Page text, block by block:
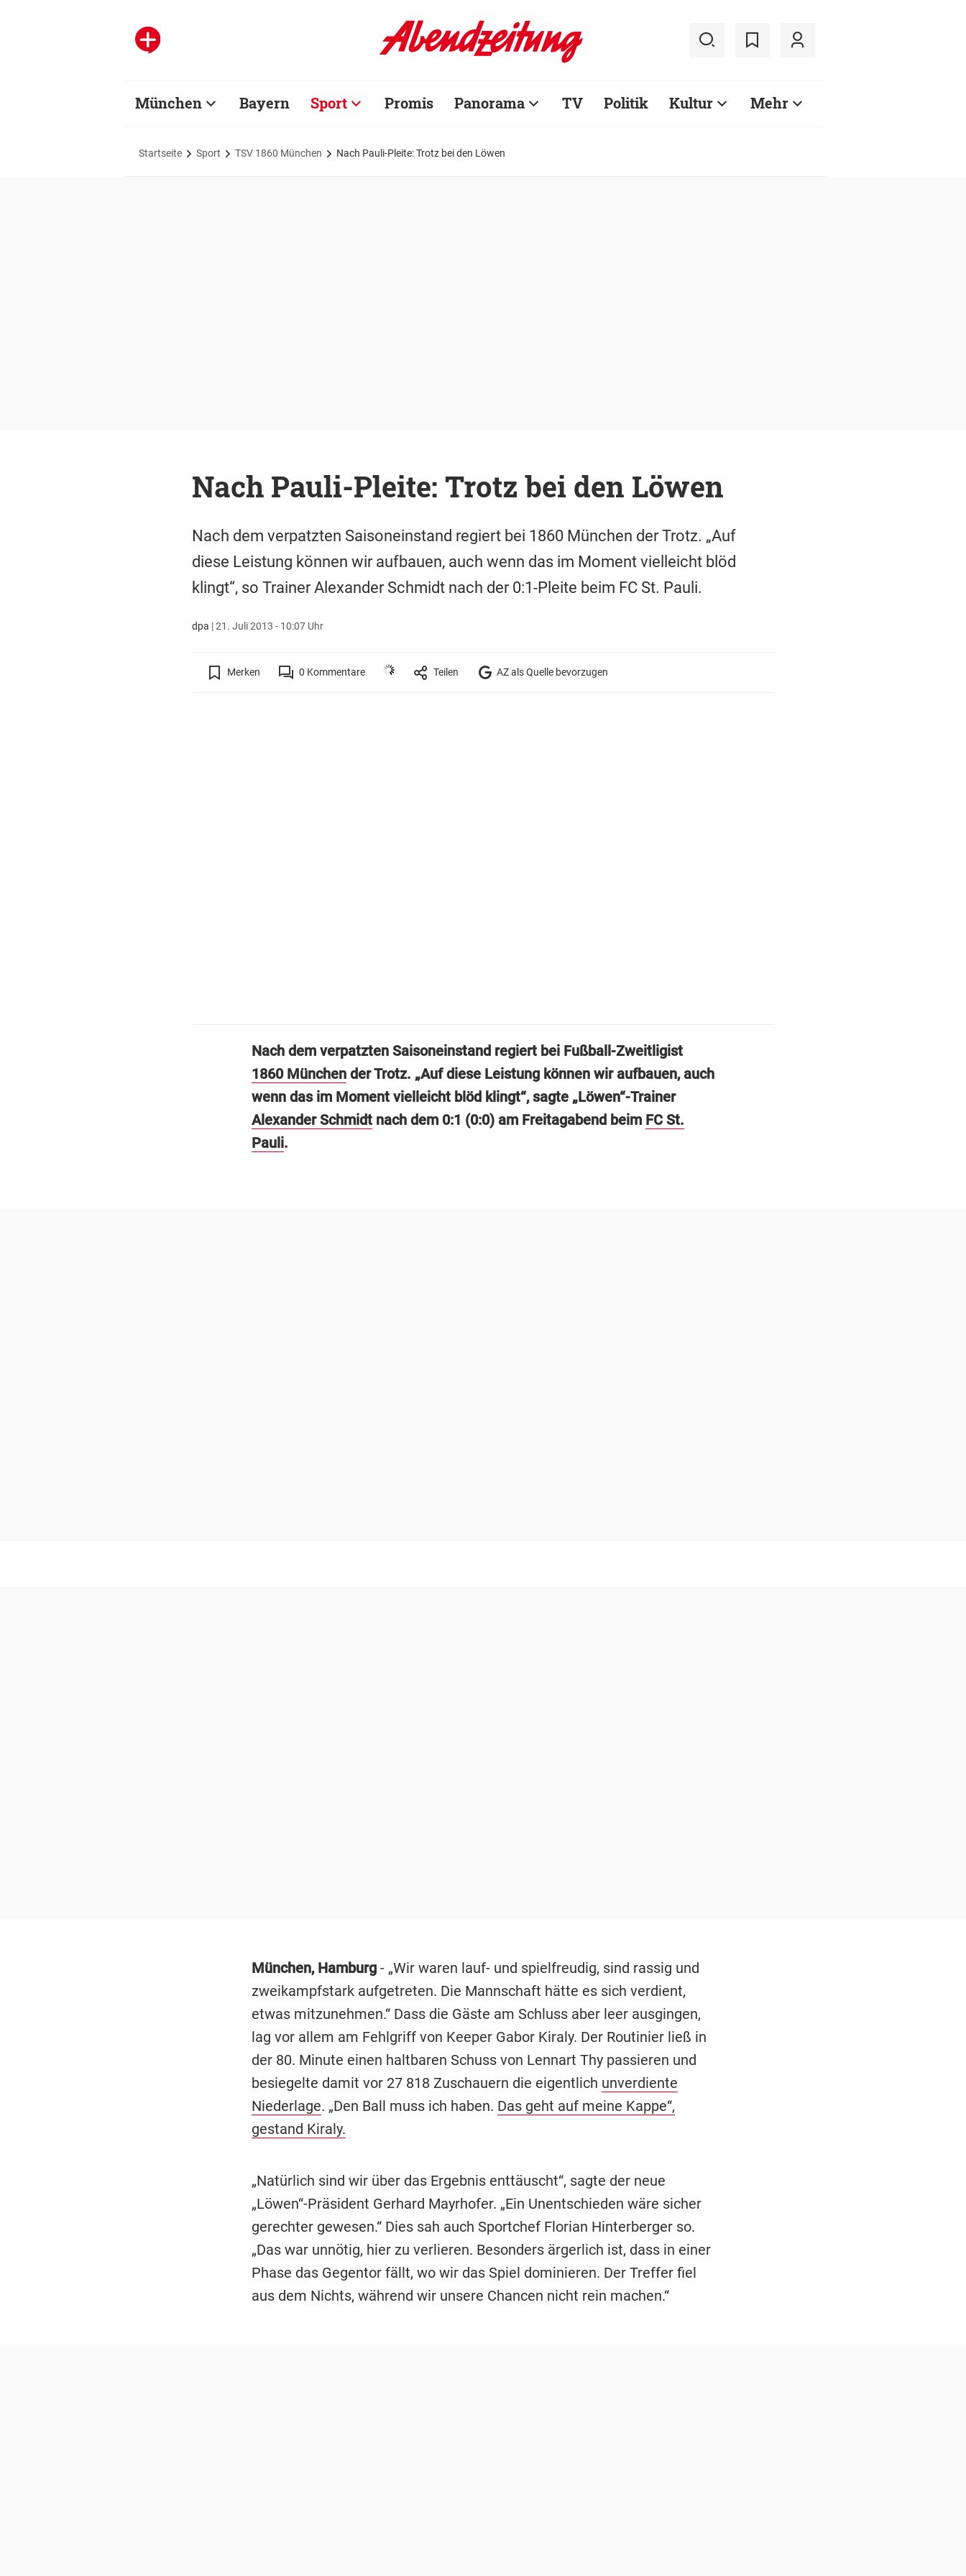
München Bayern Sport Promis Panorama TV Politik Kultur Mehr
Startseite Sport TSV 1860 München Nach Pauli-Pleite: Trotz bei den Löwen
Nach Pauli-Pleite: Trotz bei den Löwen
Nach dem verpatzten Saisoneinstand regiert bei 1860 München der Trotz. „Auf
diese Leistung können wir aufbauen, auch wenn das im Moment vielleicht blöd
klingt“, so Trainer Alexander Schmidt nach der 0:1-Pleite beim FC St. Pauli.
dpa |21. Juli 2013 - 10:07 Uhr
Merken 0 Kommentare Teilen AZ als Quelle bevorzugen
Nach dem verpatzten Saisoneinstand regiert bei Fußball-Zweitligist
1860 Münchender Trotz. „Auf diese Leistung können wir aufbauen, auch
wenn das im Moment vielleicht blöd klingt“, sagte „Löwen“-Trainer
Alexander Schmidtnach dem 0:1 (0:0) am Freitagabend beim FC St.
Pauli.
München, Hamburg- „Wir waren lauf- und spielfreudig, sind rassig und
zweikampfstark aufgetreten. Die Mannschaft hätte es sich verdient,
etwas mitzunehmen.“ Dass die Gäste am Schluss aber leer ausgingen,
lag vor allem am Fehlgriff von Keeper Gabor Kiraly. Der Routinier ließ in
der 80. Minute einen haltbaren Schuss von Lennart Thy passieren und
besiegelte damit vor 27 818 Zuschauern die eigentlich unverdiente
Niederlage. „Den Ball muss ich haben. Das geht auf meine Kappe“,
gestand Kiraly.
„Natürlich sind wir über das Ergebnis enttäuscht“, sagte der neue
„Löwen“-Präsident Gerhard Mayrhofer. „Ein Unentschieden wäre sicher
gerechter gewesen.“ Dies sah auch Sportchef Florian Hinterberger so.
„Das war unnötig, hier zu verlieren. Besonders ärgerlich ist, dass in einer
Phase das Gegentor fällt, wo wir das Spiel dominieren. Der Treffer fiel
aus dem Nichts, während wir unsere Chancen nicht rein machen.“